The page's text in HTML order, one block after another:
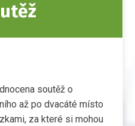
soutěž o
až po dvacáté místo
za které si mohou